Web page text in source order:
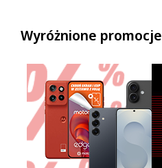
Wyróżnione promocje